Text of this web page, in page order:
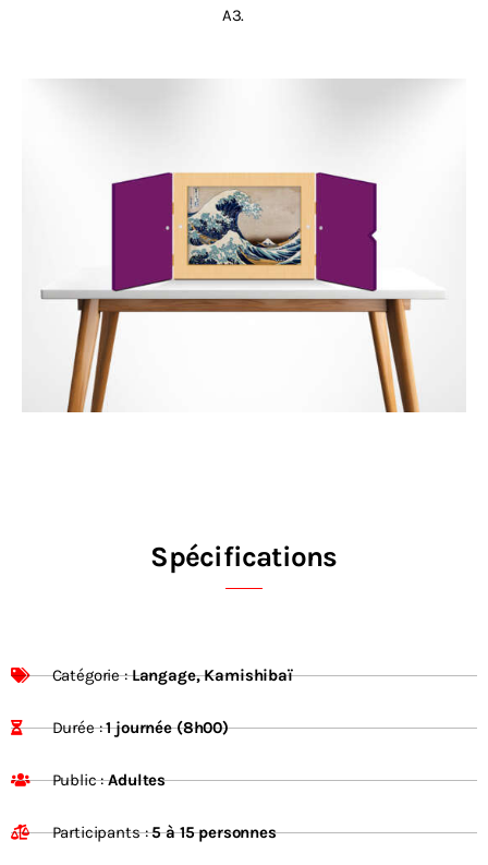
A3.
Spécifications
Catégorie :Langage, Kamishibaï
Durée :1 journée (8h00)
Public :Adultes
Participants :5 à 15 personnes